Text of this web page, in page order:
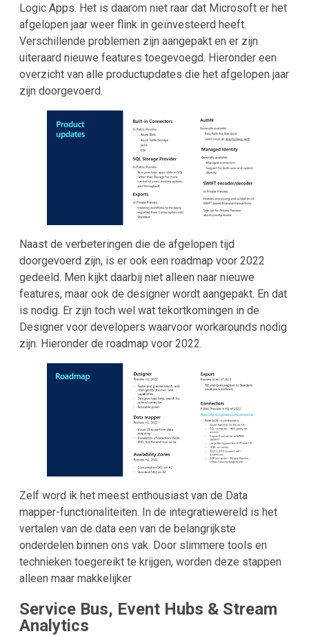
Logic Apps. Het is daarom niet raar dat Microsoft er het
afgelopen jaar weer flink in geïnvesteerd heeft.
Verschillende problemen zijn aangepakt en er zijn
uiteraard nieuwe features toegevoegd. Hieronder een
overzicht van alle productupdates die het afgelopen jaar
zijn doorgevoerd.
Naast de verbeteringen die de afgelopen tijd
doorgevoerd zijn, is er ook een roadmap voor 2022
gedeeld. Men kijkt daarbij niet alleen naar nieuwe
features, maar ook de designer wordt aangepakt. En dat
is nodig. Er zijn toch wel wat tekortkomingen in de
Designer voor developers waarvoor workarounds nodig
zijn. Hieronder de roadmap voor 2022.
Zelf word ik het meest enthousiast van de Data
mapper-functionaliteiten. In de integratiewereld is het
vertalen van de data een van de belangrijkste
onderdelen binnen ons vak. Door slimmere tools en
technieken toegereikt te krijgen, worden deze stappen
alleen maar makkelijker
Service Bus, Event Hubs & Stream
Analytics